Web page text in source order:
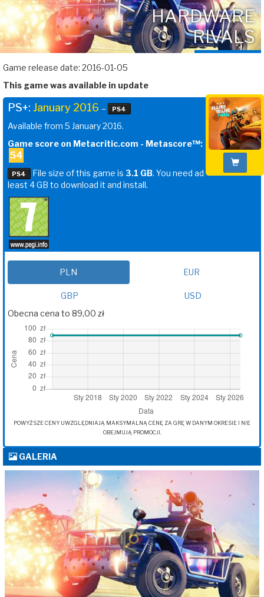
HARDWARE
RIVALS
Game release date: 2016-01-05
This game was available in update
PS+: January 2016 – PS4
Available from 5 January 2016.
Game score on Metacritic.com - Metascore™:
54
PS4 File size of this game is 3.1 GB. You need ad
least 4 GB to download it and install.
PLN EUR
GBP
USD
Obecna cena to 89,00 zł
POWYŻSZE CENY UWZGLĘDNIAJĄ MAKSYMALNĄ CENĘ ZA GRĘ W DANYM OKRESIE I NIE
OBEJMUJĄ PROMOCJI.
GALERIA